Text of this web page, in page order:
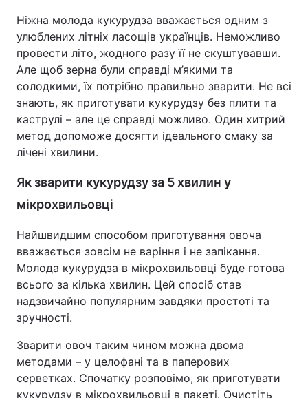
Ніжна молода кукурудза вважається одним з
улюблених літніх ласощів українців. Неможливо
провести літо, жодного разу її не скуштувавши.
Але щоб зерна були справді м’якими та
солодкими, їх потрібно правильно зварити. Не всі
знають, як приготувати кукурудзу без плити та
каструлі – але це справді можливо. Один хитрий
метод допоможе досягти ідеального смаку за
лічені хвилини.
Як зварити кукурудзу за 5 хвилин у
мікрохвильовці
Найшвидшим способом приготування овоча
вважається зовсім не варіння і не запікання.
Молода кукурудза в мікрохвильовці буде готова
всього за кілька хвилин. Цей спосіб став
надзвичайно популярним завдяки простоті та
зручності.
Зварити овоч таким чином можна двома
методами – у целофані та в паперових
серветках. Спочатку розповімо, як приготувати
кукурудзу в мікрохвильовці в пакеті. Очистіть